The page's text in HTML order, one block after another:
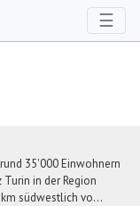
☰
35'000 Einwohnern
in der Region
südwestlich vo...